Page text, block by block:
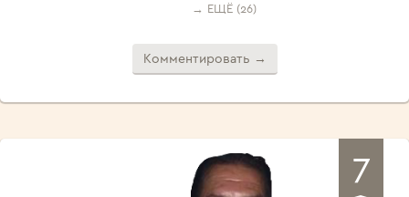
→ ЕЩЁ (26)
Комментировать →
7